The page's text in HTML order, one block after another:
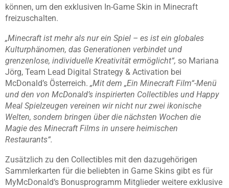
können, um den exklusiven In-Game Skin in Minecraft
freizuschalten.
„Minecraft ist mehr als nur ein Spiel – es ist ein globales
Kulturphänomen, das Generationen verbindet und
grenzenlose, individuelle Kreativität ermöglicht“, so Mariana
Jörg, Team Lead Digital Strategy & Activation bei
McDonald’s Österreich. „Mit dem „Ein Minecraft Film“-Menü
und den von McDonald’s inspirierten Collectibles und Happy
Meal Spielzeugen vereinen wir nicht nur zwei ikonische
Welten, sondern bringen über die nächsten Wochen die
Magie des Minecraft Films in unsere heimischen
Restaurants“.
Zusätzlich zu den Collectibles mit den dazugehörigen
Sammlerkarten für die beliebten in Game Skins gibt es für
MyMcDonald‘s Bonusprogramm Mitglieder weitere exklusive